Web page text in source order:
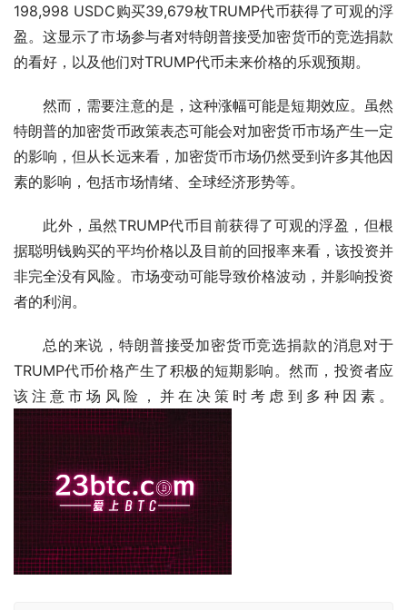
198,998 USDC购买39,679枚TRUMP代币获得了可观的浮
盈。这显示了市场参与者对特朗普接受加密货币的竞选捐款
的看好，以及他们对TRUMP代币未来价格的乐观预期。
然而，需要注意的是，这种涨幅可能是短期效应。虽然
特朗普的加密货币政策表态可能会对加密货币市场产生一定
的影响，但从长远来看，加密货币市场仍然受到许多其他因
素的影响，包括市场情绪、全球经济形势等。
此外，虽然TRUMP代币目前获得了可观的浮盈，但根
据聪明钱购买的平均价格以及目前的回报率来看，该投资并
非完全没有风险。市场变动可能导致价格波动，并影响投资
者的利润。
总的来说，特朗普接受加密货币竞选捐款的消息对于
TRUMP代币价格产生了积极的短期影响。然而，投资者应
该注意市场风险，并在决策时考虑到多种因素。